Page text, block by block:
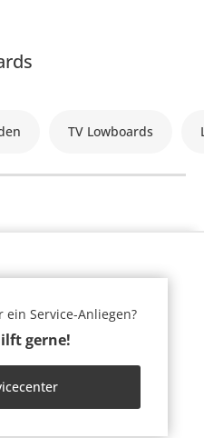
TV Lowboards
ein Service-Anliegen?
gerne!